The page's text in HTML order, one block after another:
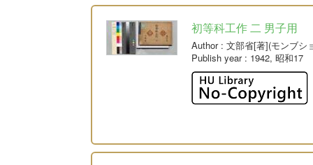
初等科工作 二 男子用
Author: 文部省[著](モンブシ
Publish year: 1942, 昭和17